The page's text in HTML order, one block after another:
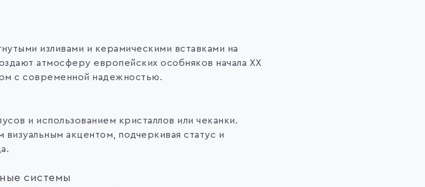
изливами и керамическими вставками на
атмосферу европейских особняков начала XX
с современной надежностью.
и использованием кристаллов или чеканки.
визуальным акцентом, подчеркивая статус и
системы